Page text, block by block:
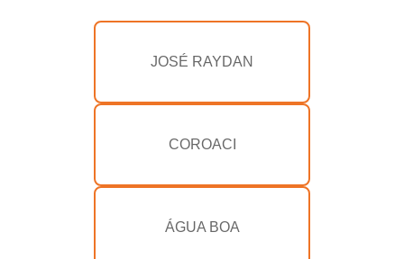
JOSÉ RAYDAN
COROACI
ÁGUA BOA